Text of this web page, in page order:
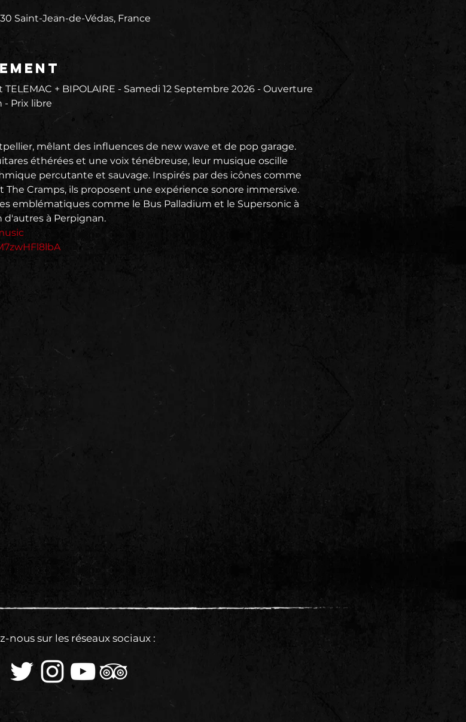
Saint-Jean-de-Védas, France
+ BIPOLAIRE - Samedi 12 Septembre 2026 - Ouverture
- Prix libre
mêlant des influences de new wave et de pop garage.
éthérées et une voix ténébreuse, leur musique oscille
percutante et sauvage. Inspirés par des icônes comme
The Cramps, ils proposent une expérience sonore immersive.
emblématiques comme le Bus Palladium et le Supersonic à
d'autres à Perpignan.
nous sur les réseaux sociaux :